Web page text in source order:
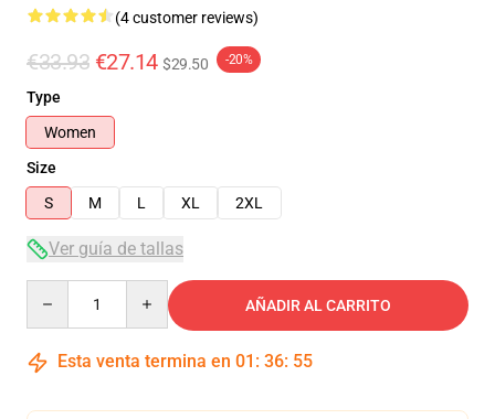
(4 customer reviews)
€33.93 €27.14 $29.50 -20%
Type
Women
Size
S
M L XL 2XL
Ver guía de tallas
AÑADIR AL CARRITO
Esta venta termina en 01 : 36: 54